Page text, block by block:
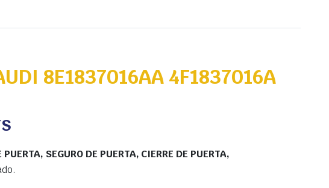
8E1837016AA 4F1837016A
SEGURO DE PUERTA, CIERRE DE PUERTA,